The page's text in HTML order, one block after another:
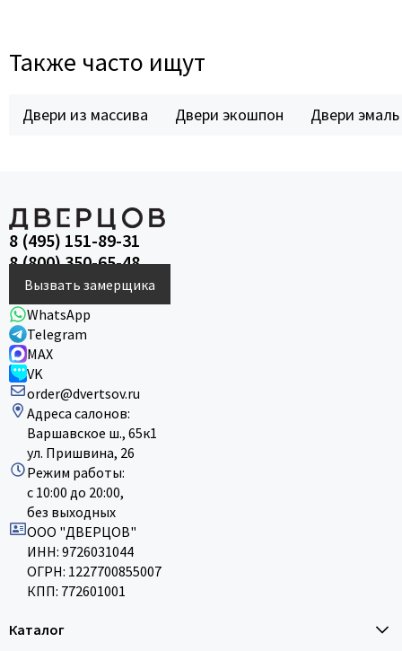
Также часто ищут
Двери из массива Двери экошпон Двери эмаль
8 (495) 151-89-31
8 (800) 350-65-48
Вызвать замерщика
WhatsApp
Telegram
MAX
VK
order@dvertsov.ru
Адреса салонов:
Варшавское ш., 65к1
ул. Пришвина, 26
Режим работы:
с 10:00 до 20:00,
без выходных
ООО "ДВЕРЦОВ"
ИНН: 9726031044
ОГРН: 1227700855007
КПП: 772601001
Каталог